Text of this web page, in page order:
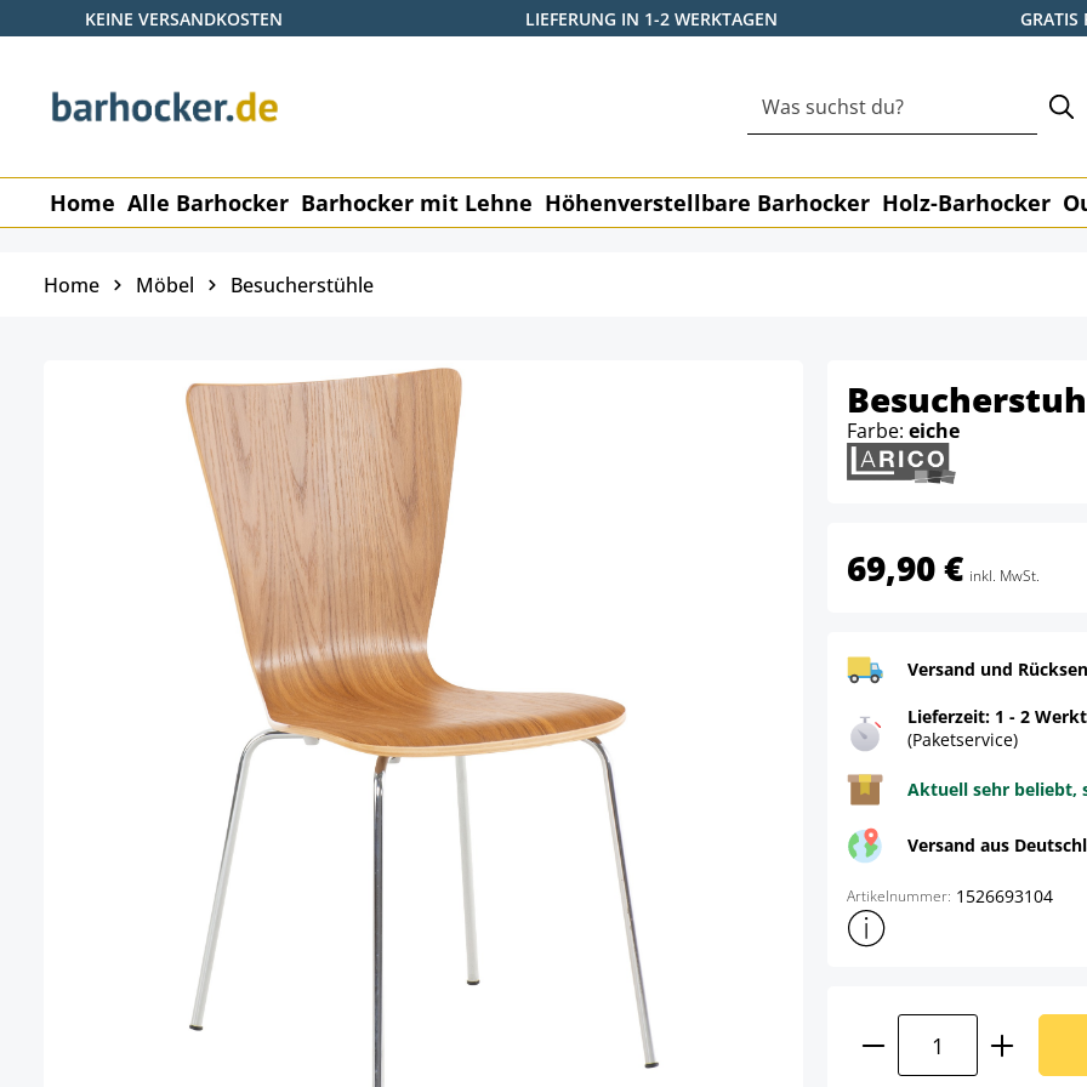
Hauptinhalt springen
Zur Suche springen
Zur Hauptnavigation springen
KEINE VERSANDKOSTEN LIEFERUNG IN 1-2 WERKTAGEN GRATIS
Home Alle Barhocker Barhocker mit Lehne Höhenverstellbare Barhocker Holz-Barhocker
Home Möbel Besucherstühle
Farbe: eiche
69,90 € inkl. MwSt.
Versand und
Lieferzeit: 1 - 2
(Paketservice)
Aktuell sehr beliebt,
Versand aus
Artikelnummer: 1526693104
Weitere
Produkt Anzahl: